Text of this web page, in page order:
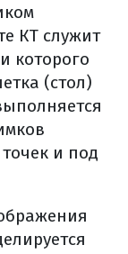
КТ служит
которого
(стол)
и под